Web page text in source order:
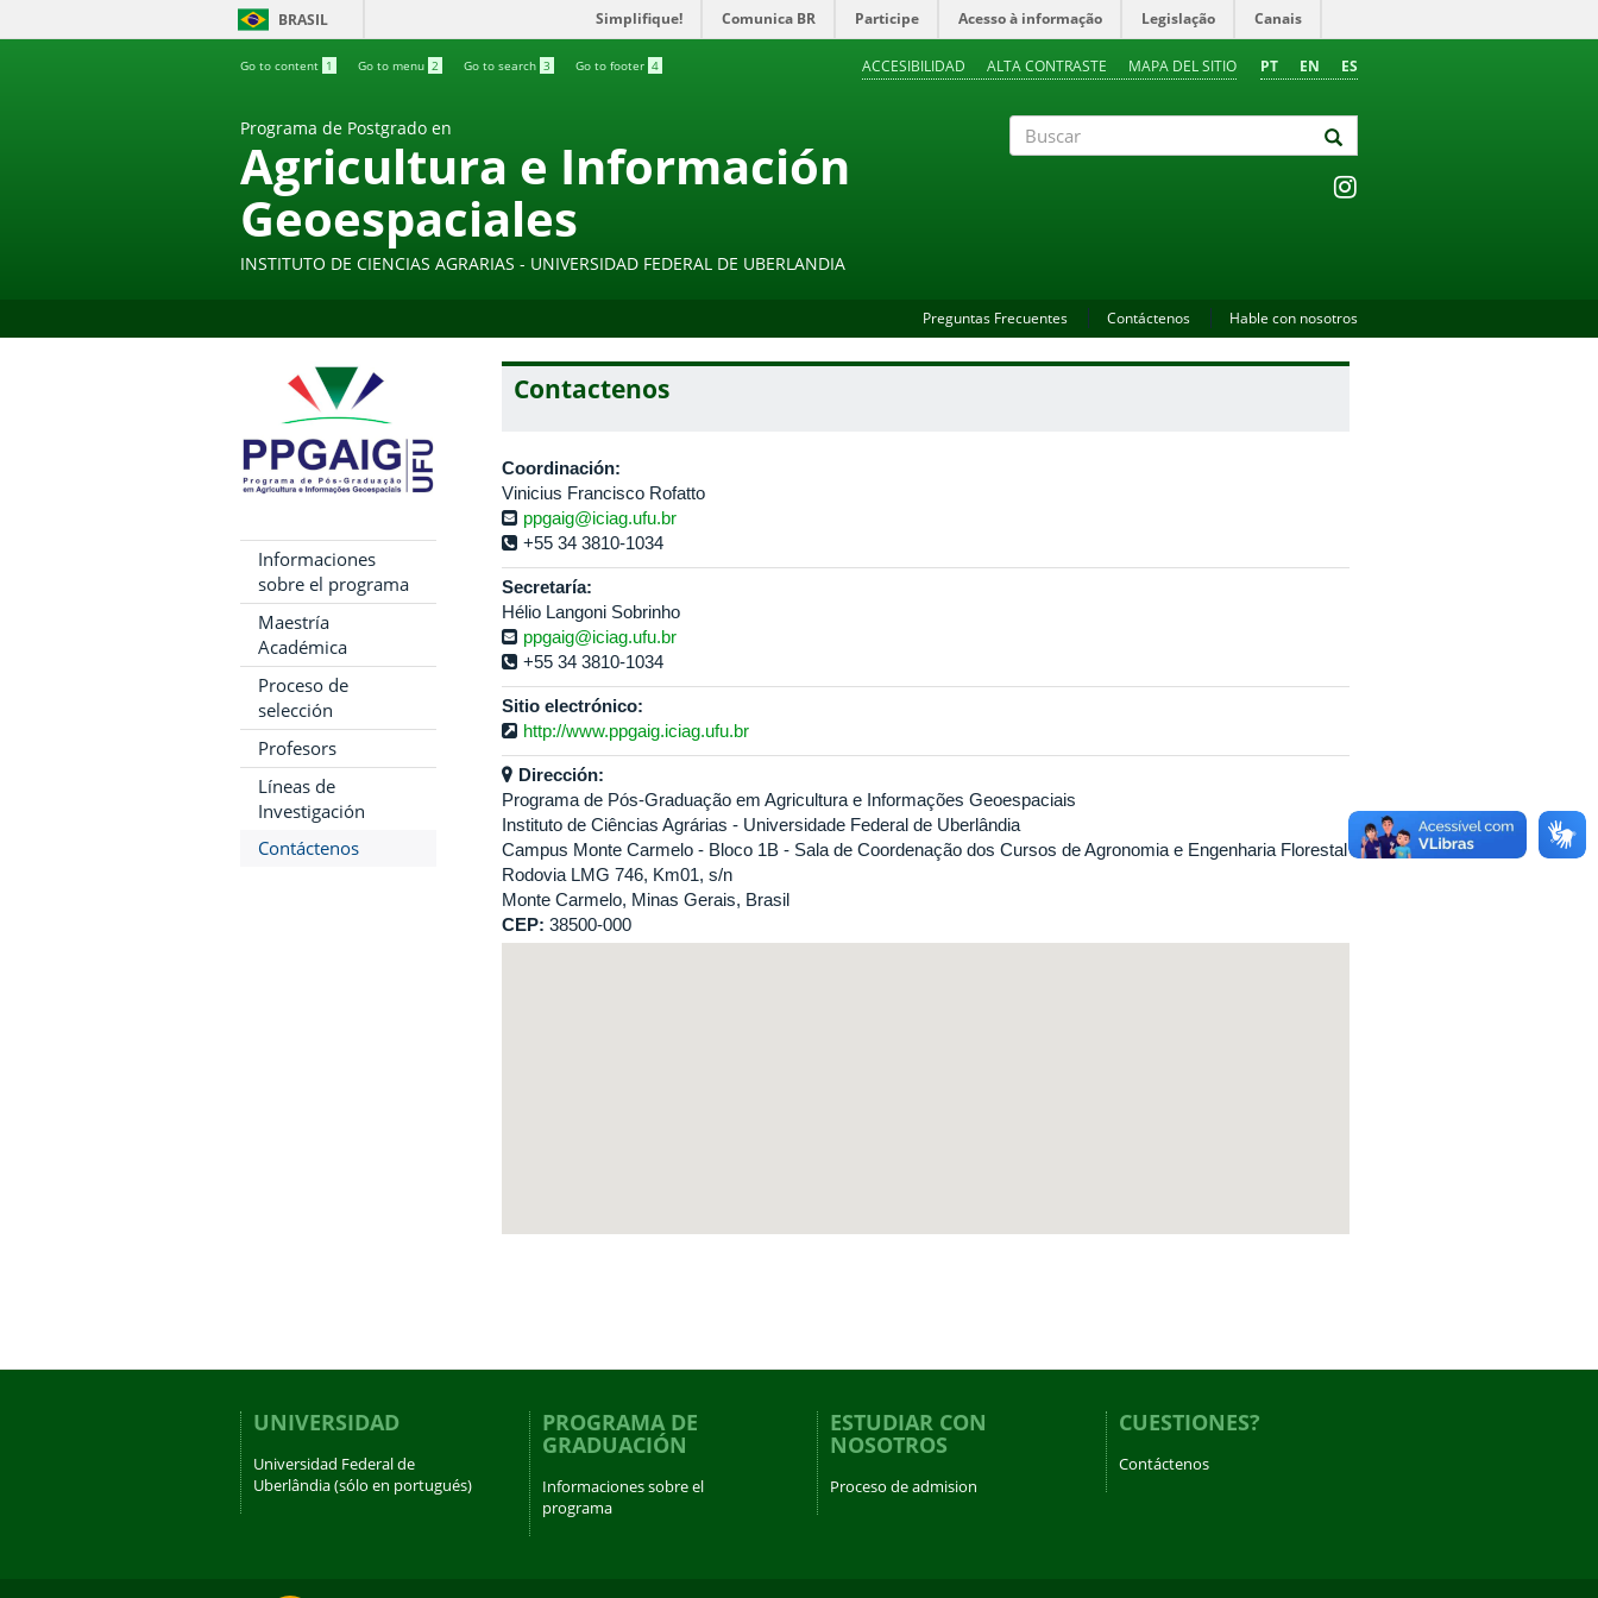
BRASIL Simplifique! Comunica BR Participe Acesso à informação Legislação Canais
Go to content 1 Go to menu 2 Go to search 3 Go to footer 4 PT EN ES
ACCESIBILIDAD ALTA CONTRASTE MAPA DEL SITIO
Programa de Postgrado en
Agricultura e Información
Geoespaciales
INSTITUTO DE CIENCIAS AGRARIAS - UNIVERSIDAD FEDERAL DE UBERLANDIA
Preguntas Frecuentes Contáctenos Hable con nosotros
Informaciones
sobre el programa
Maestría
Académica
Proceso de
selección
Profesors
Líneas de
Investigación
Contáctenos
Contactenos
Coordinación:
Vinicius Francisco Rofatto
ppgaig@iciag.ufu.br
+55 34 3810-1034
Secretaría:
Hélio Langoni Sobrinho
ppgaig@iciag.ufu.br
+55 34 3810-1034
Sitio electrónico:
http://www.ppgaig.iciag.ufu.br
Dirección:
Programa de Pós-Graduação em Agricultura e Informações Geoespaciais
Instituto de Ciências Agrárias - Universidade Federal de Uberlândia
Campus Monte Carmelo - Bloco 1B - Sala de Coordenação dos Cursos de Agronomia e Engenharia Florestal
Rodovia LMG 746, Km01, s/n
Monte Carmelo, Minas Gerais, Brasil
CEP: 38500-000
UNIVERSIDAD
Universidad Federal de
Uberlândia (sólo en portugués)
PROGRAMA DE
GRADUACIÓN
Informaciones sobre el
programa
ESTUDIAR CON
NOSOTROS
Proceso de admision
CUESTIONES?
Contáctenos